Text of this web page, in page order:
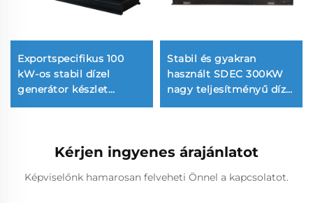
Exportspecifikus 100
kW-os stabil dízel
generátor készlet
Stabil és gyakran
használt SDEC 300KW
nagy teljesítményű dízel
Kérjen ingyenes árajánlatot
Képviselőnk hamarosan felveheti Önnel a kapcsolatot.